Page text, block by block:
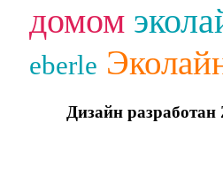
домом
eberle
Дизайн